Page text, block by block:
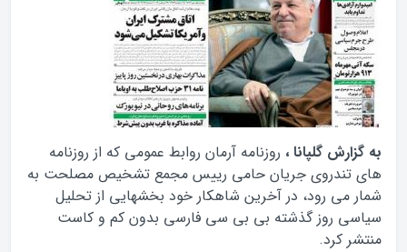
به گزارش گلپانا ، روزنامه آرمان روابط عمومی که از روزنامه
های تندروی جریان حامی رییس مجمع تشخیص مصلحت به
شمار می رود، در آخرین شاهکار خود بخشهایی از تحلیل
سیاسی روز گذشته بی بی سی فارسی بدون کم و کاست
منتشر کرد.